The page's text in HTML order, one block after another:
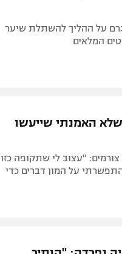
על ההליך להשתלת שיער
המלאים
האמנתי שייעשו
"עצוב לי שתקופה כזו
על המון דברים כדי